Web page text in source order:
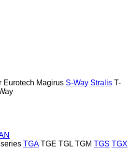
Eurotech Magirus S-Way Stralis T-
TGA TGE TGL TGM TGS TGX